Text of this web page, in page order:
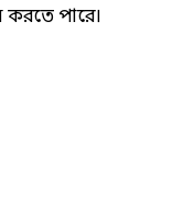
পারে।